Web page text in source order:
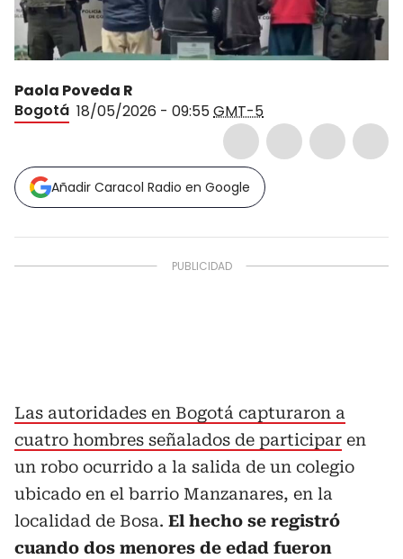
Paola Poveda R
Bogotá 18/05/2026 - 09:55GMT-5
Añadir Caracol Radio en Google
Las autoridades en Bogotá capturaron a
cuatro hombres señalados de participar en
un robo ocurrido a la salida de un colegio
ubicado en el barrio Manzanares, en la
localidad de Bosa. El hecho se registró
cuando dos menores de edad fueron